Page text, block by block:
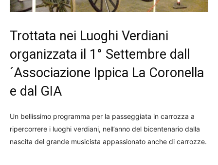
Trottata nei Luoghi Verdiani
organizzata il 1° Settembre dall
´Associazione Ippica La Coronella
e dal GIA
Un bellissimo programma per la passeggiata in carrozza a
ripercorrere i luoghi verdiani, nell’anno del bicentenario dalla
nascita del grande musicista appassionato anche di carrozze.